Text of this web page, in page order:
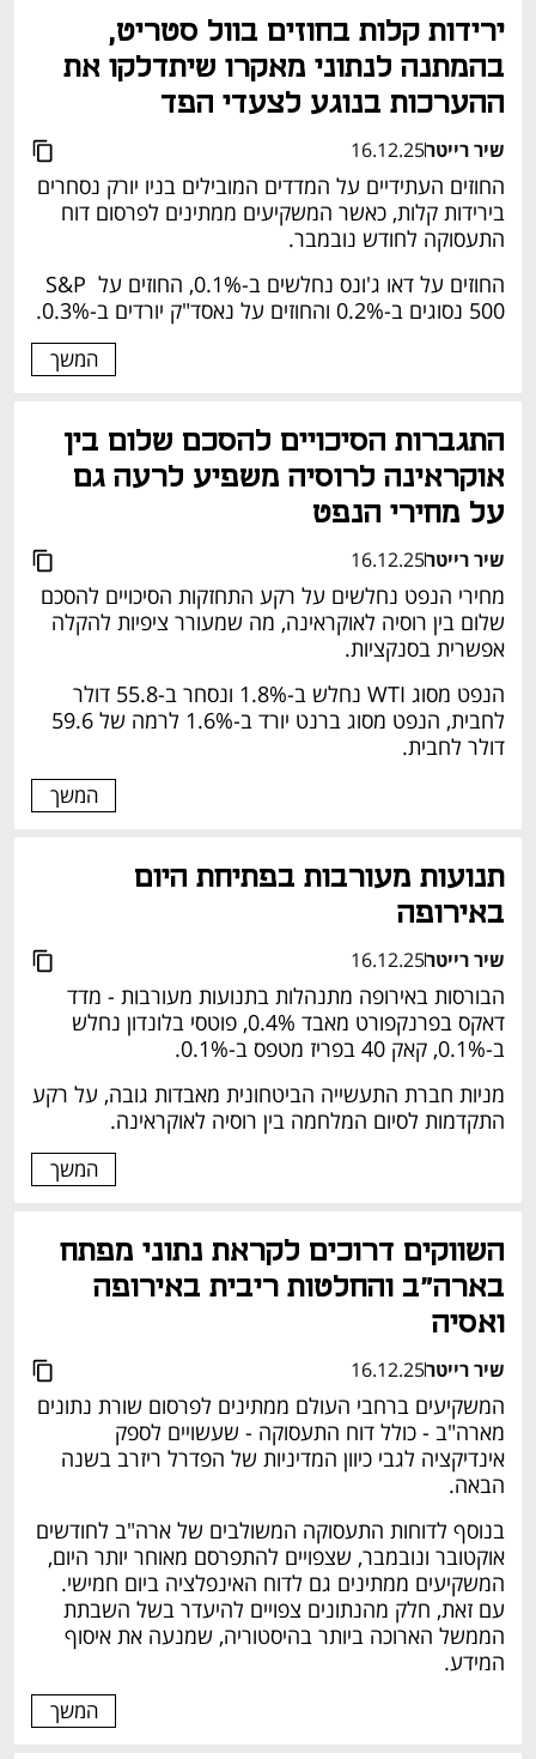
בהמתנה לנתוני מאקרו שיתדלקו את
ההערכות בנוגע לצעדי הפד
שיר רייטר16.12.25
התעסוקה לחודש נובמבר.
החוזים על דאו ג'ונס נחלשים ב-0.1%, החוזים על S&P
500 נסוגים ב-0.2% והחוזים על נאסד"ק יורדים ב-0.3%.
המשך
על מחירי הנפט
שיר רייטר16.12.25
אפשרית בסנקציות.
הנפט מסוג WTI נחלש ב-1.8% ונסחר ב-55.8 דולר
דולר לחבית.
המשך
באירופה
שיר רייטר16.12.25
הבורסות באירופה מתנהלות בתנועות מעורבות - מדד
ב-0.1%, קאק 40 בפריז מטפס ב-0.1%.
מניות חברת התעשייה הביטחונית מאבדות גובה, על רקע
התקדמות לסיום המלחמה בין רוסיה לאוקראינה.
המשך
השווקים דרוכים לקראת נתוני מפתח
בארה"ב והחלטות ריבית באירופה
ואסיה
שיר רייטר16.12.25
הבאה.
עם זאת, חלק מהנתונים צפויים להיעדר בשל השבתת
הממשל הארוכה ביותר בהיסטוריה, שמנעה את איסוף
המידע.
המשך